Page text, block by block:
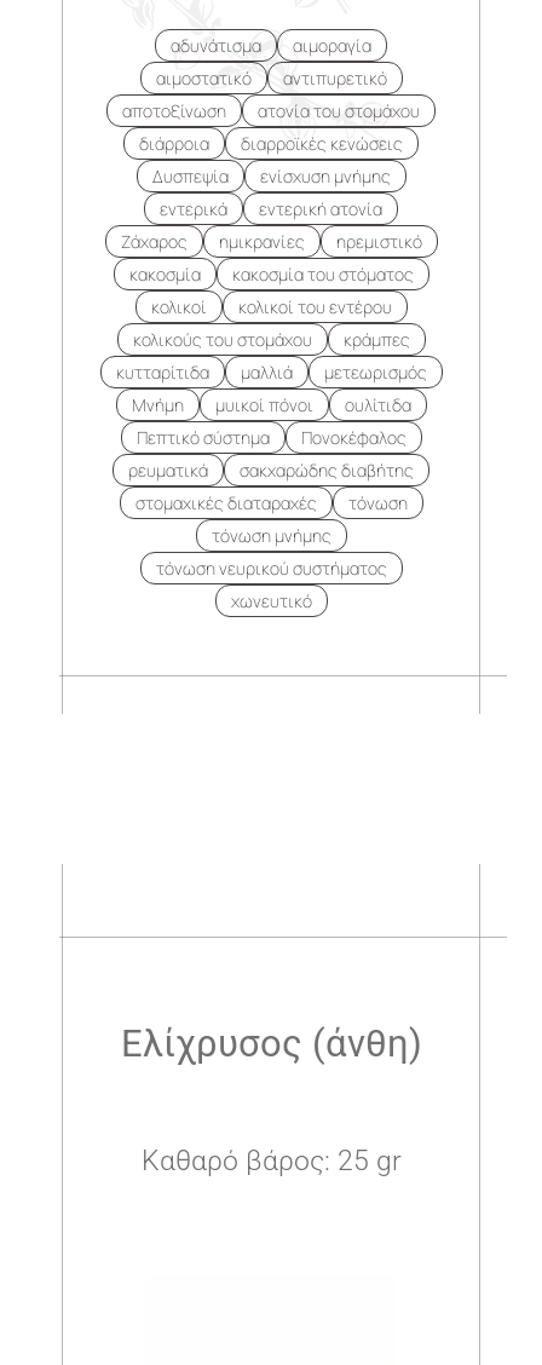
αδυνάτισμα
αιμοραγία
αιμοστατικό
αντιπυρετικό
αποτοξίνωση
ατονία του στομάχου
διάρροια
διαρροϊκές κενώσεις
Δυσπεψία
ενίσχυση μνήμης
εντερικά
εντερική ατονία
Ζάχαρος
ημικρανίες
ηρεμιστικό
κακοσμία
κακοσμία του στόματος
κολικοί
κολικοί του εντέρου
κολικούς του στομάχου
κράμπες
κυτταρίτιδα
μαλλιά
μετεωρισμός
Μνήμη
μυικοί πόνοι
ουλίτιδα
Πεπτικό σύστημα
Πονοκέφαλος
ρευματικά
σακχαρώδης διαβήτης
στομαχικές διαταραχές
τόνωση
τόνωση μνήμης
τόνωση νευρικού συστήματος
χωνευτικό
.
Ελίχρυσος (άνθη)
Καθαρό βάρος: 25 gr